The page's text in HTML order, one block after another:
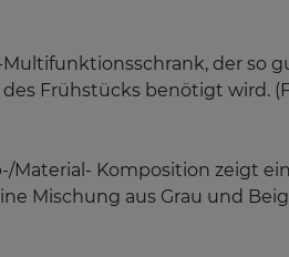
der so
Frühstücks benötigt wird.
Komposition zeigt
Mischung aus Grau und